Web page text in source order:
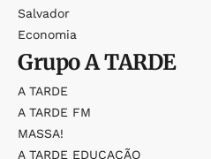
Salvador
Economia
GrupoA TARDE
A TARDE
A TARDE FM
MASSA!
A TARDE EDUCAÇÃO